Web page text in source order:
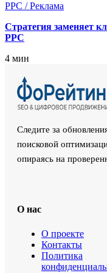
PPC / Реклама
Стратегия заменяет
PPC
4 мин
Следите за
поисковой
опираясь на
О нас
О проекте
Контакты
Политика